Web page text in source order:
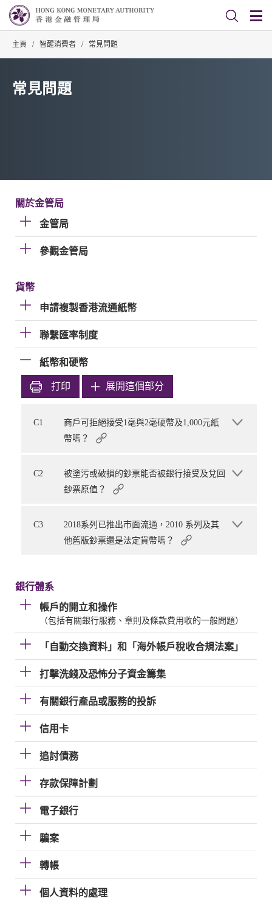
主頁 / 智醒消費者 / 常見問題
常見問題
關於金管局
金管局
參觀金管局
貨幣
申請複製香港流通紙幣
聯繫匯率制度
紙幣和硬幣
打印 展開這個部分
C1
商戶可拒絕接受1毫與2毫硬幣及1,000元紙
幣嗎？
C2
被塗污或破損的鈔票能否被銀行接受及兌回
鈔票原值？
C3
2018系列已推出市面流通，2010 系列及其
他舊版鈔票還是法定貨幣嗎？
銀行體系
帳戶的開立和操作
（包括有關銀行服務、章則及條款費用收的一般問題）
「自動交換資料」和「海外帳戶稅收合規法案」
打擊洗錢及恐怖分子資金籌集
有關銀行產品或服務的投訴
信用卡
追討債務
存款保障計劃
電子銀行
騙案
轉帳
個人資料的處理